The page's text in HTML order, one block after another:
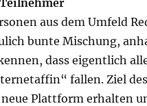
aus dem Umfeld
bunte Mischung,
dass eigentlich
fallen. Ziel
Plattform erhalten